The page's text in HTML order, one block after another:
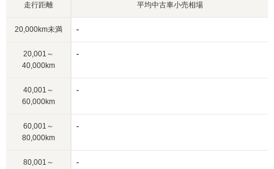
走行距離 平均中古車小売相場
20,000km未満 -
20,001～
40,000km
-
40,001～
60,000km
-
60,001～
80,000km
-
80,001～
-